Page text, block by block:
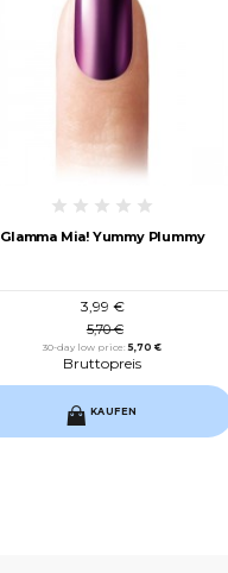
Glamma Mia! Yummy Plummy
3,99 €
5,70 €
30-day low price:5,70 €
Bruttopreis
KAUFEN